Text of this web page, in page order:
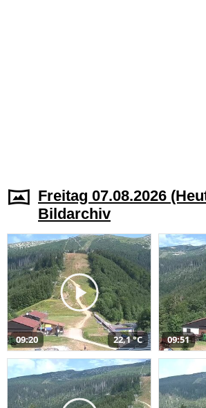
Freitag 07.08.2026
Bildarchiv
09:20 22,1 °C 09:51